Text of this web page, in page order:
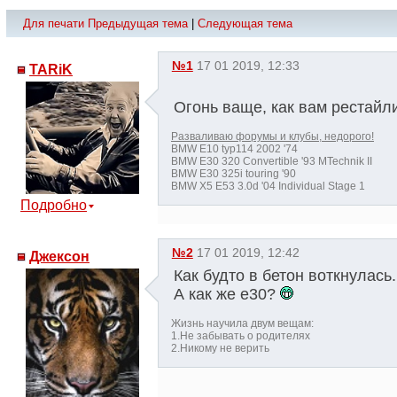
Для печати Предыдущая тема| Следующая тема
TARiK
Подробно
№1 17 01 2019, 12:33
Огонь ваще, как вам
Разваливаю форумы и клубы, недорого!
BMW E10 typ114 2002 '74
BMW E30 320 Convertible '93 MTechnik II
BMW E30 325i touring '90
BMW X5 E53 3.0d '04 Individual Stage 1
Джексон №2 17 01 2019, 12:42
Как будто в бетон
А как же е30?
Жизнь научила двум вещам:
1.Не забывать о родителях
2.Никому не верить